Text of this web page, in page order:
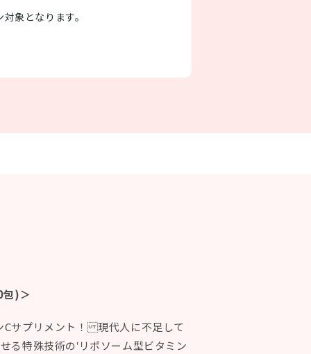
象となります。
)＞
Cサプリメント！ 現代人に不足して
る特殊技術の‛リポソーム型ビタミン